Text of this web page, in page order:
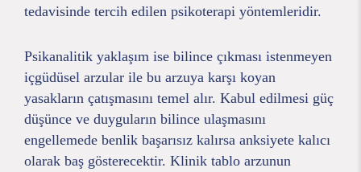
tedavisinde tercih edilen psikoterapi yöntemleridir.
Psikanalitik yaklaşım ise bilince çıkması istenmeyen
içgüdüsel arzular ile bu arzuya karşı koyan
yasakların çatışmasını temel alır. Kabul edilmesi güç
düşünce ve duyguların bilince ulaşmasını
engellemede benlik başarısız kalırsa anksiyete kalıcı
olarak baş gösterecektir. Klinik tablo arzunun